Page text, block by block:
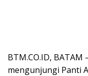
BTM.CO.ID, BATAM
mengunjungi Panti